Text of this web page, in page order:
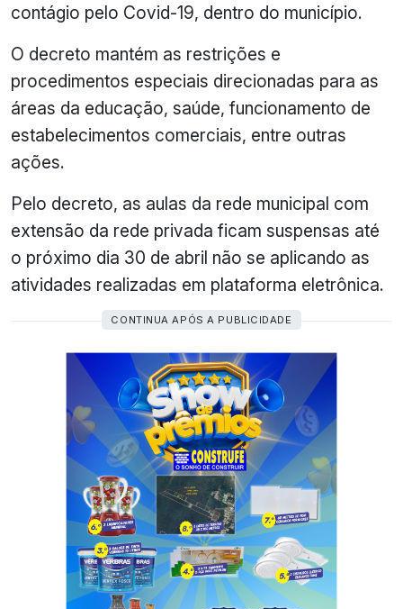
contágio pelo Covid-19, dentro do município.
O decreto mantém as restrições e
procedimentos especiais direcionadas para as
áreas da educação, saúde, funcionamento de
estabelecimentos comerciais, entre outras
ações.
Pelo decreto, as aulas da rede municipal com
extensão da rede privada ficam suspensas até
o próximo dia 30 de abril não se aplicando as
atividades realizadas em plataforma eletrônica.
CONTINUA APÓS A PUBLICIDADE